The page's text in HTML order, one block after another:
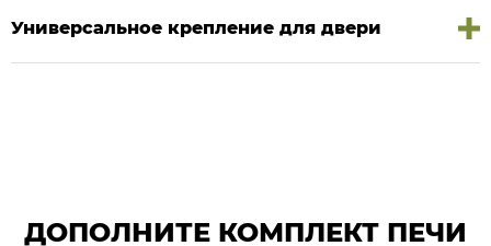
Универсальное крепление для двери
ДОПОЛНИТЕ КОМПЛЕКТ ПЕЧИ